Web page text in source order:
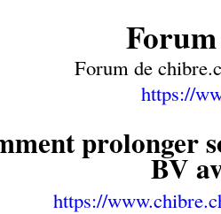
Forum de
https://
prolonger
BV
https://